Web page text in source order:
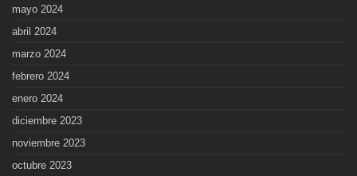
mayo 2024
abril 2024
marzo 2024
febrero 2024
enero 2024
diciembre 2023
noviembre 2023
octubre 2023